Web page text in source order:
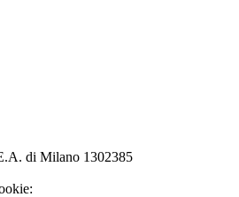
di Milano 1302385